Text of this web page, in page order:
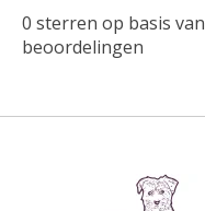
0 sterren op basis van
beoordelingen